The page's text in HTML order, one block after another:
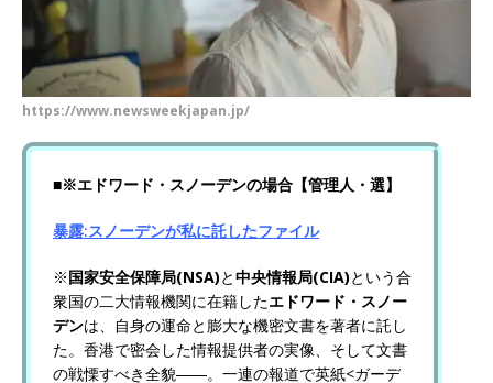
https://www.newsweekjapan.jp/
■※エドワード・スノーデンの場合【管理人・選】
暴露:スノーデンが私に託したファイル
※国家安全保障局(NSA)と中央情報局(CIA)という合
衆国の二大情報機関に在籍したエドワード・スノー
デンは、自身の運命と膨大な機密文書を著者に託し
た。香港で密会した情報提供者の実像、そして文書
の戦慄すべき全貌――。一連の報道で英紙<ガーデ